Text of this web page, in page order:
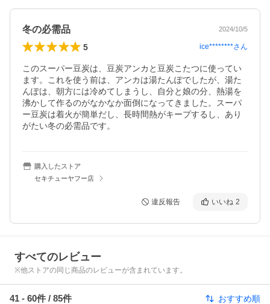
冬の必需品 2024/10/5
5 ice********さん
このスーパー豆炭は、豆炭アンカと豆炭こたつに使ってい
ます。これを使う前は、アンカは湯たんぽでしたが、湯た
んぽは、朝方には冷めてしまうし、自分と娘の分、熱湯を
沸かして作るのがなかなか面倒になってきました。スーパ
ー豆炭は着火が簡単だし、長時間熱がキープするし、あり
がたい冬の必需品です。
購入したストア
セキチューヤフー店
違反報告 いいね 2
すべてのレビュー
※他ストアの同じ商品のレビューが含まれています。
41 - 60件 / 85件 おすすめ順